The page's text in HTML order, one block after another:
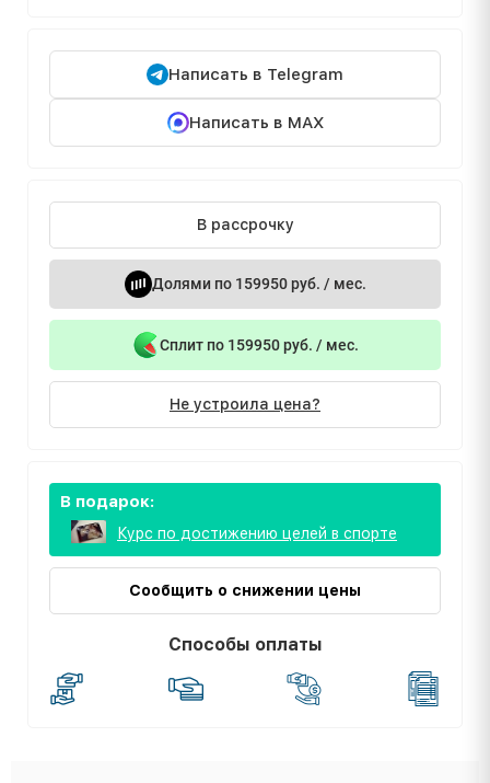
Написать в Telegram
Написать в MAX
В рассрочку
Долями по 159950 руб. / мес.
Сплит по 159950 руб. / мес.
Не устроила цена?
В подарок:
Курс по достижению целей в спорте
Сообщить о снижении цены
Способы оплаты